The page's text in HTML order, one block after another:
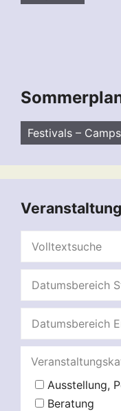
Festivals –
Ausstellung,
Beratung